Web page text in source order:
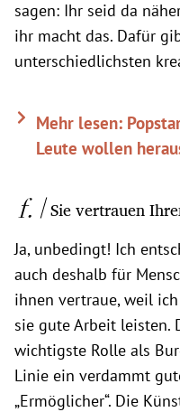
sagen: Ihr seid da
ihr macht das. Dafür
unterschiedlichsten
Mehr lesen:
Leute wollen
Sie vertrauen
Ja, unbedingt! Ich
auch deshalb für
ihnen vertraue, weil
sie gute Arbeit leisten.
wichtigste Rolle als
Linie ein verdammt
„Ermöglicher“. Die